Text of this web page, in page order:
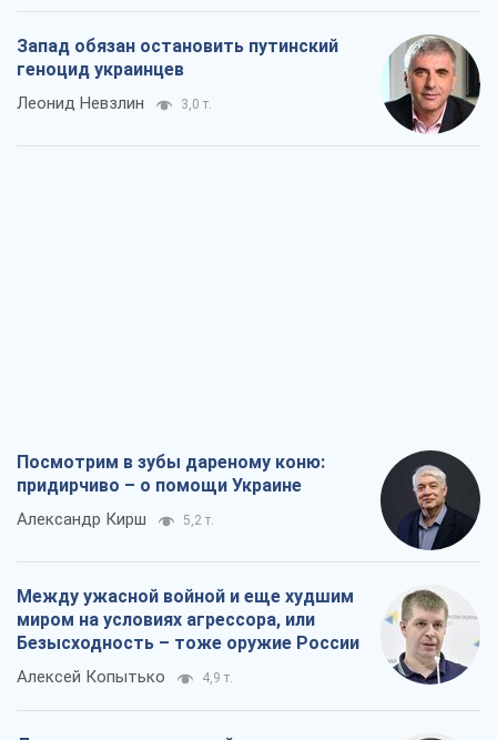
Запад обязан остановить путинский
геноцид украинцев
Леонид Невзлин 3,0 т.
Посмотрим в зубы дареному коню:
придирчиво – о помощи Украине
Александр Кирш 5,2 т.
Между ужасной войной и еще худшим
миром на условиях агрессора, или
Безысходность – тоже оружие России
Алексей Копытько 4,9 т.